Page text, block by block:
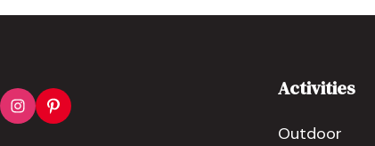
Activities
Outdoor